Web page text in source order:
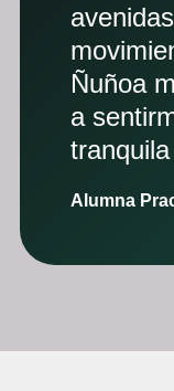
Ñuñoa
a
Alumna